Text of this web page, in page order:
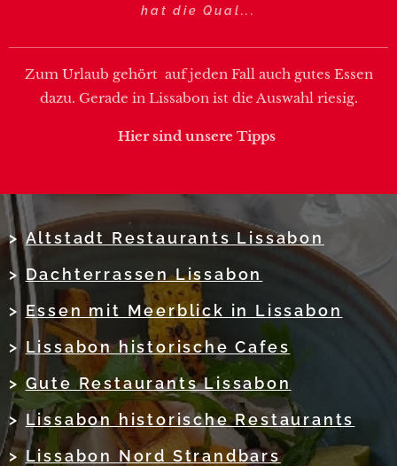
hat die Qual...
Zum Urlaub gehört auf jeden Fall auch gutes Essen
dazu. Gerade in Lissabon ist die Auswahl riesig.
Hier sind unsere Tipps
>Altstadt Restaurants Lissabon
> Dachterrassen Lissabon
> Essen mit Meerblick in Lissabon
> Lissabon historische Cafes
> Gute Restaurants Lissabon
> Lissabon historische Restaurants
>Lissabon Nord Strandbars